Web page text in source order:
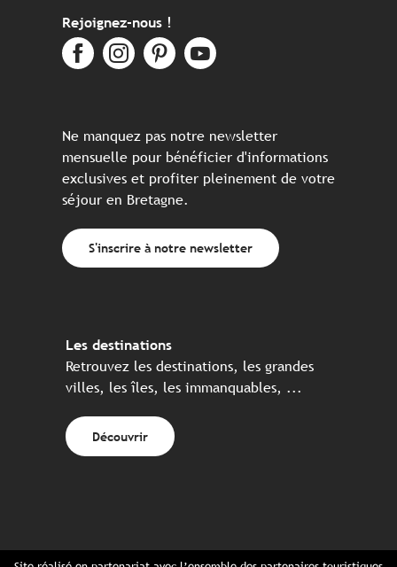
Rejoignez-nous !
Ne manquez pas notre newsletter
mensuelle pour bénéficier d'informations
exclusives et profiter pleinement de votre
séjour en Bretagne.
S'inscrire à notre newsletter
Les destinations
Retrouvez les destinations, les grandes
villes, les îles, les immanquables, ...
Découvrir